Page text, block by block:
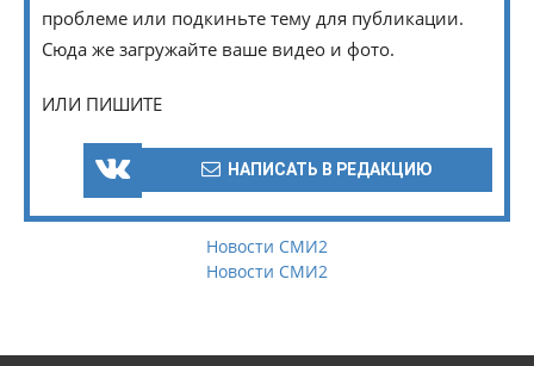
проблеме или подкиньте тему для публикации.
Сюда же загружайте ваше видео и фото.
ИЛИ ПИШИТЕ
НАПИСАТЬ В РЕДАКЦИЮ
Новости СМИ2
Новости СМИ2